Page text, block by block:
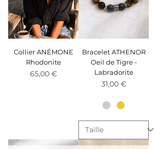
Collier ANÉMONE
Rhodonite
Precio
65,00 €
Bracelet ATHENOR
Oeil de Tigre -
Labradorite
Precio
31,00 €